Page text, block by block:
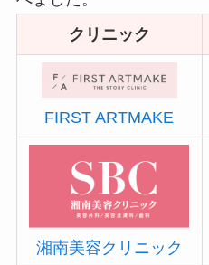
クリニック
FIRST ARTMAKE
湘南美容クリニック